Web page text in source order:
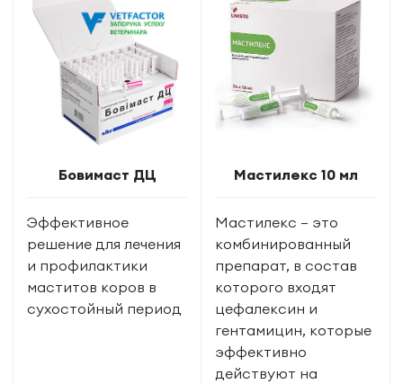
Бовимаст ДЦ
Эффективное
решение для лечения
и профилактики
маститов коров в
сухостойный период
Мастилекс 10 мл
Мастилекс – это
комбинированный
препарат, в состав
которого входят
цефалексин и
гентамицин, которые
эффективно
действуют на